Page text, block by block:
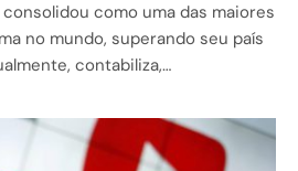
consolidou como uma das maiores
no mundo, superando seu país
contabiliza,…